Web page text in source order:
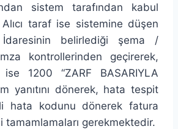
sistem tarafından kabul
taraf ise sistemine düşen
belirlediği şema /
kontrollerinden geçirerek,
ise 1200 “ZARF BASARIYLA
yanıtını dönerek, hata tespit
hata kodunu dönerek fatura
tamamlamaları gerekmektedir.